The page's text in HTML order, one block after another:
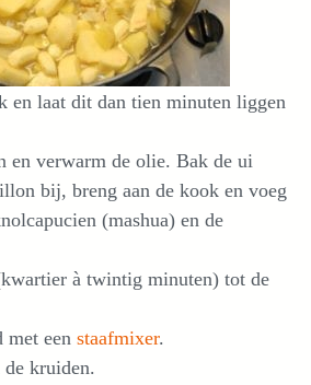
en laat dit dan tien minuten liggen
en verwarm de olie. Bak de ui
bij, breng aan de kook en voeg
(mashua) en de
à twintig minuten) tot de
met een staafmixer.
de kruiden.